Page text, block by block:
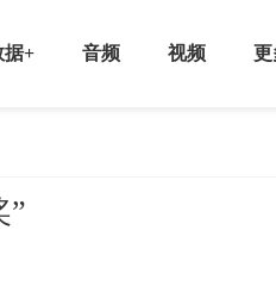
据+ 音频 视频 更
”